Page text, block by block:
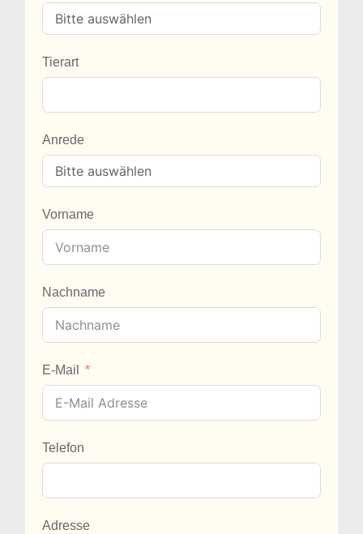
Tierart
Anrede
Vorname
Nachname
E-Mail
Telefon
Adresse